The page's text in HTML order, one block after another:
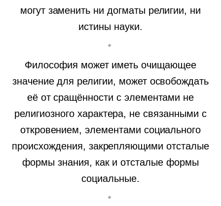
могут заменить ни догматы религии, ни
истины науки.
Философия может иметь очищающее
значение для религии, может освобождать
её от сращённости с элементами не
религиозного характера, не связанными с
откровением, элементами социального
происхождения, закрепляющими отсталые
формы знания, как и отсталые формы
социальные.